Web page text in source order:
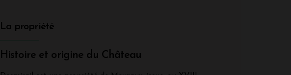
La propriété
Histoire et origine du Château